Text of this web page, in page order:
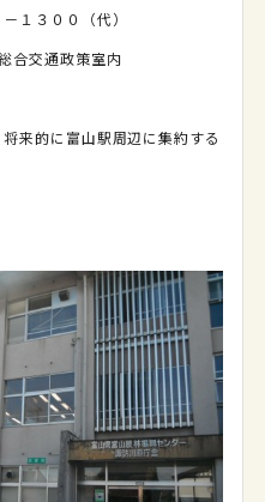
３００（代）
交通政策室内
的に富山駅周辺に集約する